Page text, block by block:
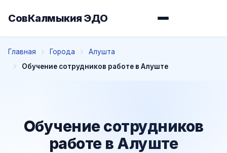
СовКалмыкия ЭДО
Главная Города
Алушта
Обучение сотрудников работе в Алуште
Обучение сотрудников
работе в Алуште